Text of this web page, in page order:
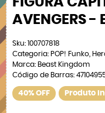
AVENGERS -
Sku: 100707818
Categoria: POP! Funko
Marca: Beast Kingdom
Código de Barras:
40% OFF Produto